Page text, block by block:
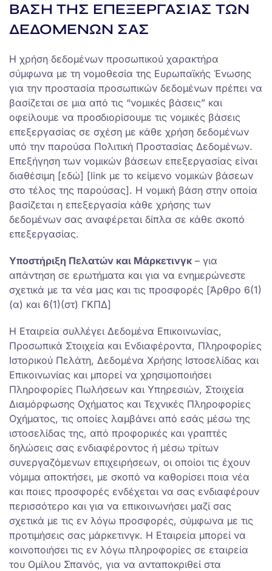
ΒΑΣΗ ΤΗΣ ΕΠΕΞΕΡΓΑΣΙΑΣ ΤΩΝ
ΔΕΔΟΜΕΝΩΝ ΣΑΣ
Η χρήση δεδομένων προσωπικού χαρακτήρα
σύμφωνα με τη νομοθεσία της Ευρωπαϊκής Ένωσης
για την προστασία προσωπικών δεδομένων πρέπει να
βασίζεται σε μια από τις “νομικές βάσεις” και
οφείλουμε να προσδιορίσουμε τις νομικές βάσεις
επεξεργασίας σε σχέση με κάθε χρήση δεδομένων
υπό την παρούσα Πολιτική Προστασίας Δεδομένων.
Επεξήγηση των νομικών βάσεων επεξεργασίας είναι
διαθέσιμη [εδώ] [link με το κείμενο νομικών βάσεων
στο τέλος της παρούσας]. Η νομική βάση στην οποία
βασίζεται η επεξεργασία κάθε χρήσης των
δεδομένων σας αναφέρεται δίπλα σε κάθε σκοπό
επεξεργασίας.
Υποστήριξη Πελατών και Μάρκετινγκ – για
απάντηση σε ερωτήματα και για να ενημερώνεστε
σχετικά με τα νέα μας και τις προσφορές [Άρθρο 6(1)
(α) και 6(1)(στ) ΓΚΠΔ]
Η Εταιρεία συλλέγει Δεδομένα Επικοινωνίας,
Προσωπικά Στοιχεία και Ενδιαφέροντα, Πληροφορίες
Ιστορικού Πελάτη, Δεδομένα Χρήσης Ιστοσελίδας και
Επικοινωνίας και μπορεί να χρησιμοποιήσει
Πληροφορίες Πωλήσεων και Υπηρεσιών, Στοιχεία
Διαμόρφωσης Οχήματος και Τεχνικές Πληροφορίες
Οχήματος, τις οποίες λαμβάνει από εσάς μέσω της
ιστοσελίδας της, από προφορικές και γραπτές
δηλώσεις σας ενδιαφέροντος ή μέσω τρίτων
συνεργαζόμενων επιχειρήσεων, οι οποίοι τις έχουν
νόμιμα αποκτήσει, με σκοπό να καθορίσει ποια νέα
και ποιες προσφορές ενδέχεται να σας ενδιαφέρουν
περισσότερο και για να επικοινωνήσει μαζί σας
σχετικά με τις εν λόγω προσφορές, σύμφωνα με τις
προτιμήσεις σας μάρκετινγκ. Η Εταιρεία μπορεί να
κοινοποιήσει τις εν λόγω πληροφορίες σε εταιρεία
του Ομίλου Σπανός, για να ανταποκριθεί στα